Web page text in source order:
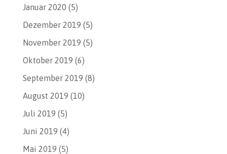
Januar 2020 (5)
Dezember 2019 (5)
November 2019 (5)
Oktober 2019 (6)
September 2019 (8)
August 2019 (10)
Juli 2019 (5)
Juni 2019 (4)
Mai 2019 (5)